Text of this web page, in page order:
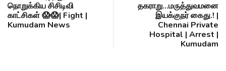
நொறுக்கிய சிசிடிவி
காட்சிகள் 😱😱| Fight |
Kumudam News
தகராறு...மருத்துவமனை
இயக்குநர் கைது.! |
Chennai Private
Hospital | Arrest |
Kumudam